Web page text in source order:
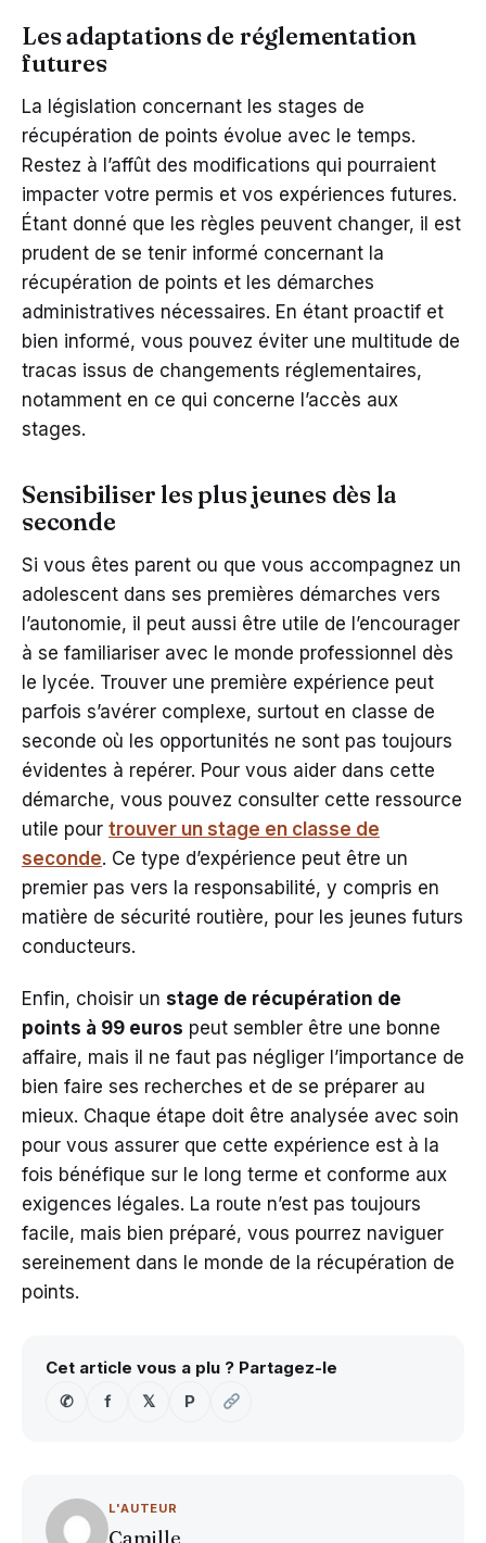
Les adaptations de réglementation
futures
La législation concernant les stages de
récupération de points évolue avec le temps.
Restez à l’affût des modifications qui pourraient
impacter votre permis et vos expériences futures.
Étant donné que les règles peuvent changer, il est
prudent de se tenir informé concernant la
récupération de points et les démarches
administratives nécessaires. En étant proactif et
bien informé, vous pouvez éviter une multitude de
tracas issus de changements réglementaires,
notamment en ce qui concerne l’accès aux
stages.
Sensibiliser les plus jeunes dès la
seconde
Si vous êtes parent ou que vous accompagnez un
adolescent dans ses premières démarches vers
l’autonomie, il peut aussi être utile de l’encourager
à se familiariser avec le monde professionnel dès
le lycée. Trouver une première expérience peut
parfois s’avérer complexe, surtout en classe de
seconde où les opportunités ne sont pas toujours
évidentes à repérer. Pour vous aider dans cette
démarche, vous pouvez consulter cette ressource
utile pour trouver un stage en classe de
seconde. Ce type d’expérience peut être un
premier pas vers la responsabilité, y compris en
matière de sécurité routière, pour les jeunes futurs
conducteurs.
Enfin, choisir un stage de récupération de
points à 99 euros peut sembler être une bonne
affaire, mais il ne faut pas négliger l’importance de
bien faire ses recherches et de se préparer au
mieux. Chaque étape doit être analysée avec soin
pour vous assurer que cette expérience est à la
fois bénéfique sur le long terme et conforme aux
exigences légales. La route n’est pas toujours
facile, mais bien préparé, vous pourrez naviguer
sereinement dans le monde de la récupération de
points.
Cet article vous a plu ? Partagez-le
✆
f 𝕏 P
L'AUTEUR